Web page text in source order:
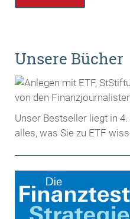
Unsere Bücher
Unser Bestseller liegt in
alles, was Sie zu ETF